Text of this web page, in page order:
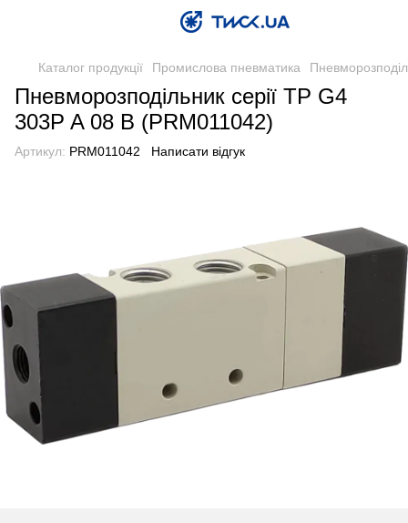
Каталог продукції Промислова пневматика
Пневморозподільник серії TP G4
303P A 08 B (PRM011042)
Артикул: PRM011042 Написати відгук